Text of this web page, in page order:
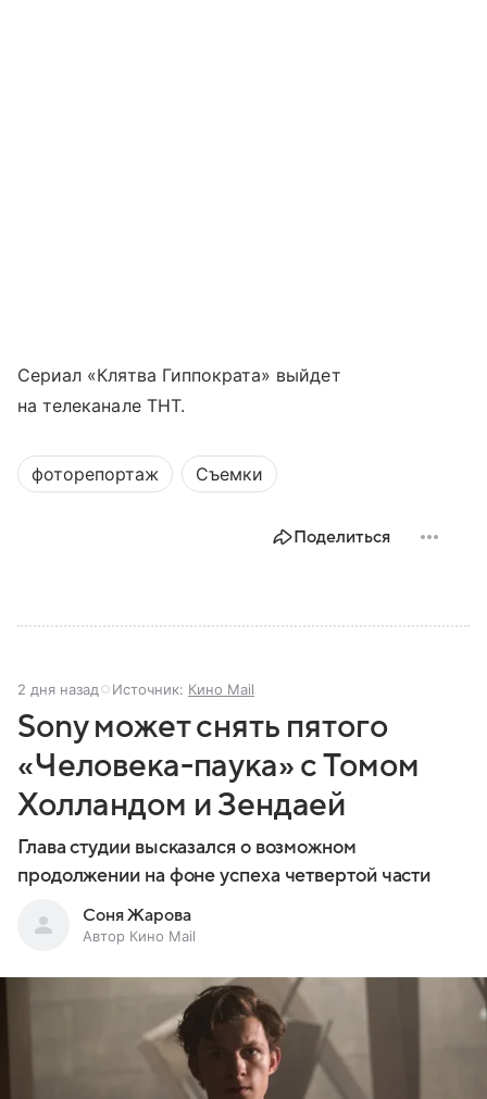
Сериал «Клятва Гиппократа» выйдет
на телеканале ТНТ.
фоторепортаж Съемки
Поделиться
2 дня назад Источник: Кино Mail
Sony может снять пятого
«Человека-паука» с Томом
Холландом и Зендаей
Глава студии высказался о возможном
продолжении на фоне успеха четвертой части
Соня Жарова
Автор Кино Mail